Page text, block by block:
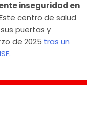
inseguridad en
Este centro de salud
puertas y
de 2025 tras un